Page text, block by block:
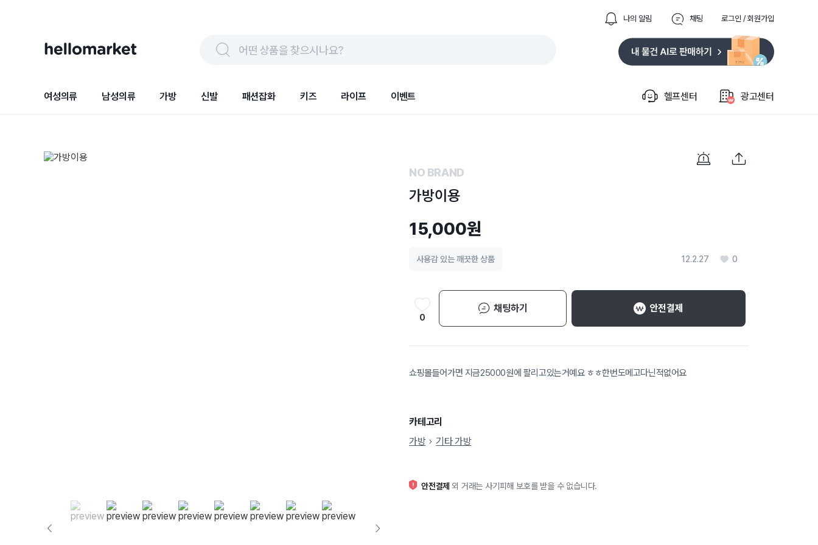
나의 알림 채팅 로그인 / 회원가입
어떤 상품을 찾으시나요?
여성의류 남성의류 가방 신발 패션잡화 키즈 라이프 이벤트 헬프센터 광고센터
NO BRAND
가방이용
15,000원
12.2.27 0
사용감 있는 깨끗한 상품
0
채팅하기 안전결제
쇼핑몰들어가면 지금25000원에 팔리고있는거예요 ㅎㅎ한번도메고다닌적없어요
카테고리
가방
기타 가방
안전결제 외 거래는 사기피해 보호를 받을 수 없습니다.